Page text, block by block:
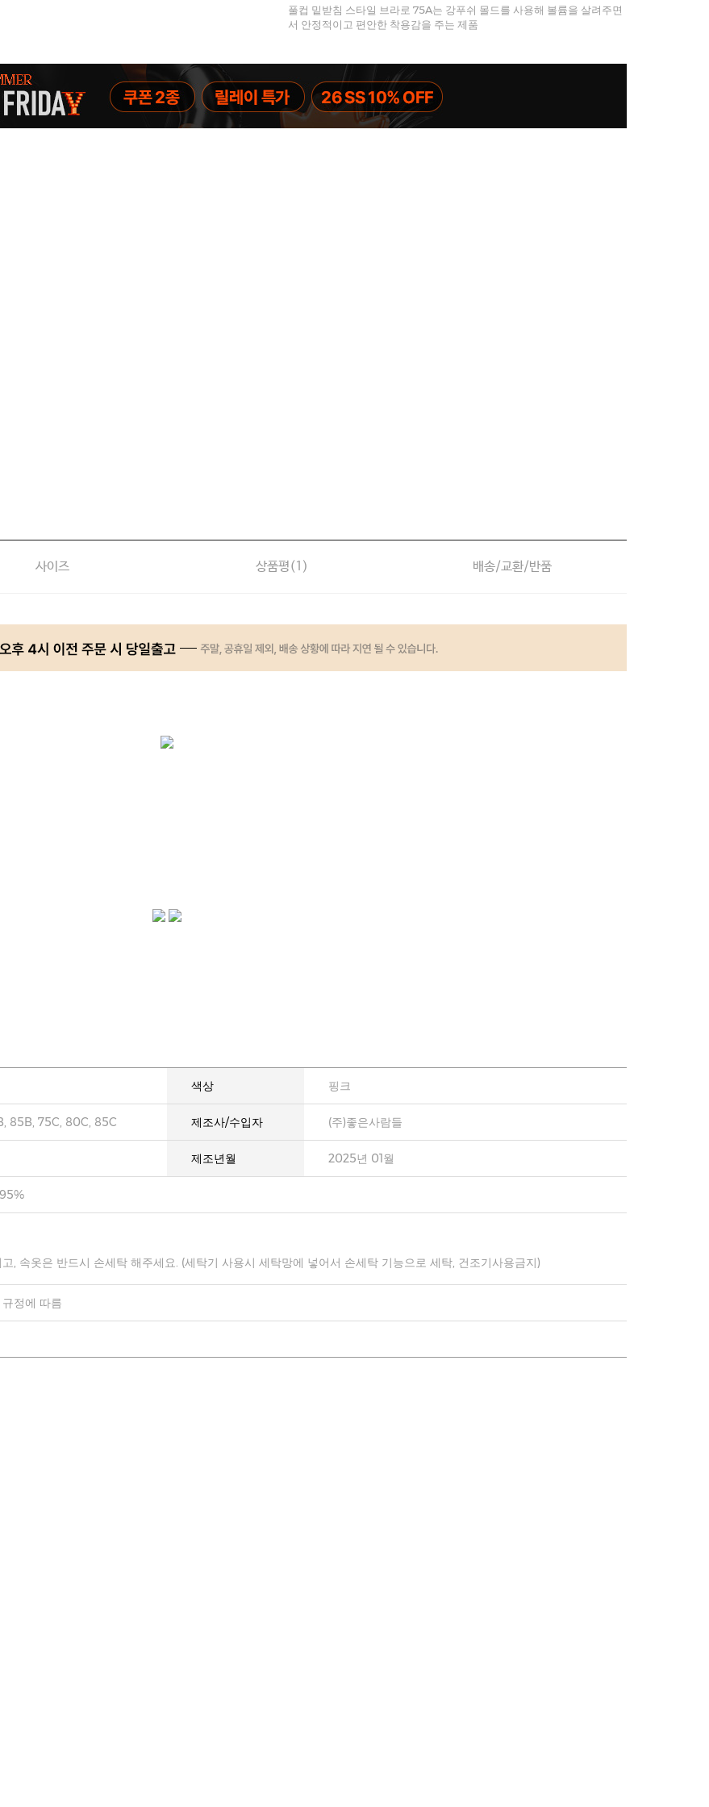
풀컵 밑받침 스타일 브라로 75A는 강푸쉬 몰드를 사용해 볼륨을 살려주면
서 안정적이고 편안한 착용감을 주는 제품
사이즈 상품평(1 ) 배송/교환/반품
색상 핑크
85B, 75C, 80C, 85C 제조사/수입자 (주)좋은사람들
제조년월 2025년 01월
, 속옷은 반드시 손세탁 해주세요. (세탁기 사용시 세탁망에 넣어서 손세탁 기능으로 세탁, 건조기사용금지)
정에 따름